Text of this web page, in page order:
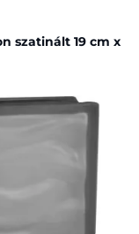
szatinált 19 cm x